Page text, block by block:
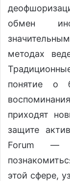
обмен
методах
понятие о
приходят
защите
Forum —
этой сфере,